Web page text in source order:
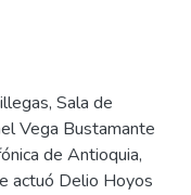
Sala de
Vega Bustamante
de Antioquia,
actuó Delio Hoyos